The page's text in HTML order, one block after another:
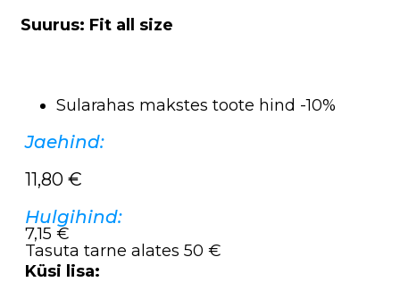
Suurus: Fit all size
Sularahas makstes toote hind -10%
Jaehind:
11,80 €
Hulgihind:
7,15 €
Tasuta tarne alates 50 €
Küsi lisa: